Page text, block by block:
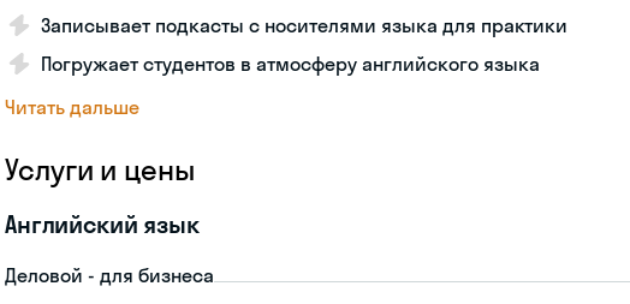
Записывает подкасты с носителями языка для практики
Погружает студентов в атмосферу английского языка
Читать дальше
Услуги и цены
Английский язык
Деловой - для бизнеса